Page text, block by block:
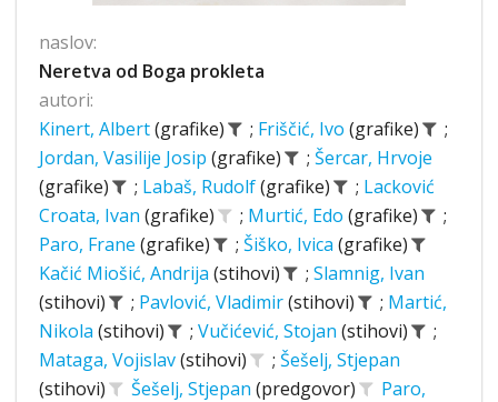
naslov:
Neretva od Boga prokleta
autori:
Kinert, Albert(grafike) ; Friščić, Ivo (grafike)
;
Jordan, Vasilije Josip (grafike) ; Šercar, Hrvoje
(grafike)
; Labaš, Rudolf(grafike) ; Lacković
Croata, Ivan (grafike) ; Murtić, Edo (grafike)
;
Paro, Frane (grafike) ; Šiško, Ivica (grafike)
Kačić Miošić, Andrija (stihovi) ; Slamnig, Ivan
(stihovi)
; Pavlović, Vladimir(stihovi) ; Martić,
Nikola (stihovi) ; Vučićević, Stojan (stihovi)
;
Mataga, Vojislav(stihovi) ; Šešelj, Stjepan
(stihovi)
Šešelj, Stjepan (predgovor)
Paro,